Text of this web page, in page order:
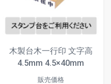
木製台木一行印 文字高
4.5mm 4.5×40mm
販売価格